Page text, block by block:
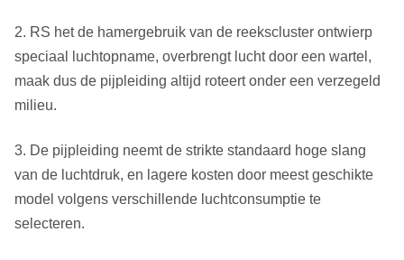
Model RS 1300
Diameter
(mm)
1300
Hoogte (mm)
(zonder
hoogte
2600
Gewicht (Kg)
Totaal
2. RS het de hamergebruik van de reekscluster ontwierp
speciaal luchtopname, overbrengt lucht door een wartel,
maak dus de pijpleiding altijd roteert onder een verzegeld
milieu.
3. De pijpleiding neemt de strikte standaard hoge slang
van de luchtdruk, en lagere kosten door meest geschikte
model volgens verschillende luchtconsumptie te
selecteren.